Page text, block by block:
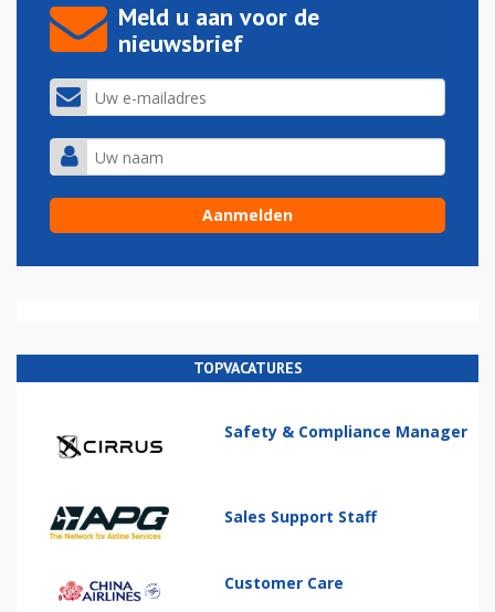
Meld u aan voor de
nieuwsbrief
TOPVACATURES
Safety & Compliance Manager
Sales Support Staff
Customer Care